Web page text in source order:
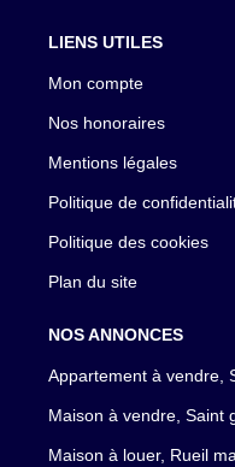
LIENS UTILES
Mon compte
Nos honoraires
Mentions légales
Politique de
Politique des cookies
Plan du site
NOS ANNONCES
Appartement à vendre,
Maison à vendre, Saint
Maison à louer, Rueil